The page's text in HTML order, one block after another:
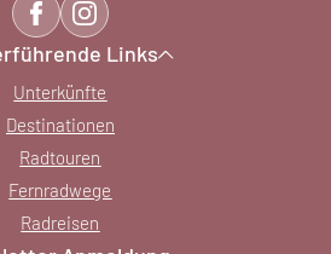
Links
Unterkünfte
Destinationen
Radtouren
Fernradwege
Radreisen